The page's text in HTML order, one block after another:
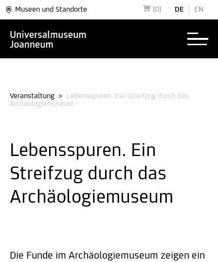
Museen und Standorte (0) DE EN
Veranstaltung >
Lebensspuren. Ein Streifzug durch das
Archäologiemuseum
Lebensspuren. Ein
Streifzug durch das
Archäologiemuseum
Die Funde im Archäologiemuseum zeigen ein